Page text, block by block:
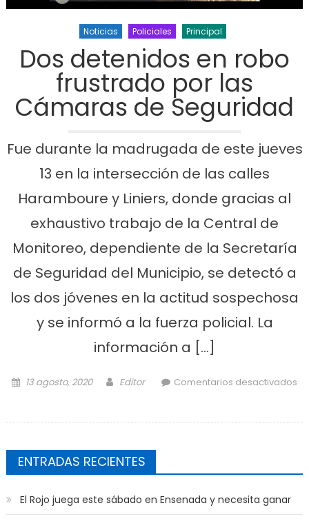
Noticias Policiales Principal
Dos detenidos en robo
frustrado por las
Cámaras de Seguridad
Fue durante la madrugada de este jueves
13 en la intersección de las calles
Haramboure y Liniers, donde gracias al
exhaustivo trabajo de la Central de
Monitoreo, dependiente de la Secretaría
de Seguridad del Municipio, se detectó a
los dos jóvenes en la actitud sospechosa
y se informó a la fuerza policial. La
información a […]
Posted on
13 agosto, 2020 Author
Editor
Comentarios desactivados
ENTRADAS RECIENTES
El Rojo juega este sábado en Ensenada y necesita ganar